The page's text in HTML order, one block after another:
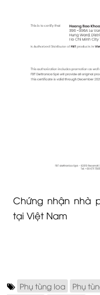
Chứng nhận nhà
tại Việt Nam
Phụ tùng loa Phụ